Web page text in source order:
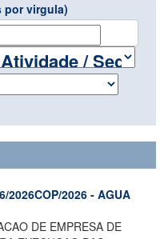
por virgula)
2026COP/2026 - AGUA
DE EMPRESA DE